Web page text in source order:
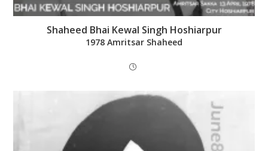
Shaheed Bhai Kewal Singh Hoshiarpur
1978 Amritsar Shaheed